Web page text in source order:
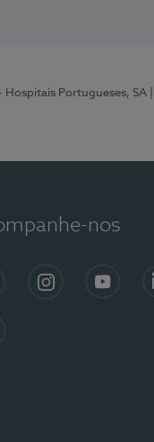
Hospitais Portugueses, SA
nos